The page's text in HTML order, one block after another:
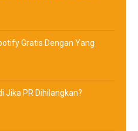
Gratis Dengan Yang
Jika PR Dihilangkan?